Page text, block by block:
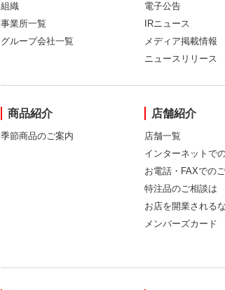
組織
事業所一覧
グループ会社一覧
電子公告
IRニュース
メディア掲載情報
ニュースリリース
商品紹介
季節商品のご案内
店舗紹介
店舗一覧
インターネットで
お電話・FAXでの
特注品のご相談は
お店を開業される
メンバーズカード